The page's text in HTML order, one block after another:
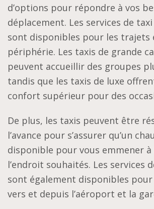
d’options pour répondre à vos
déplacement. Les services de
sont disponibles pour les trajets
périphérie. Les taxis de grande
peuvent accueillir des groupes
tandis que les taxis de luxe
confort supérieur pour des
De plus, les taxis peuvent être
l’avance pour s’assurer qu’un
disponible pour vous emmener à
l’endroit souhaités. Les services
sont également disponibles
vers et depuis l’aéroport et la